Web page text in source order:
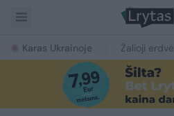
Karas Ukrainoje Žalioji erdvė